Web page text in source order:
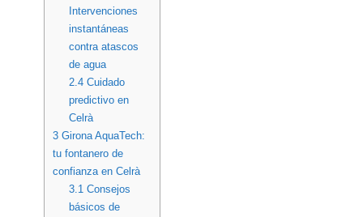
Intervenciones
instantáneas
contra atascos
de agua
2.4Cuidado
predictivo en
Celrà
3 Girona AquaTech:
tu fontanero de
confianza en Celrà
3.1 Consejos
básicos de